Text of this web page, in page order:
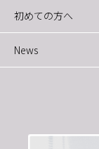
初めての方へ
News